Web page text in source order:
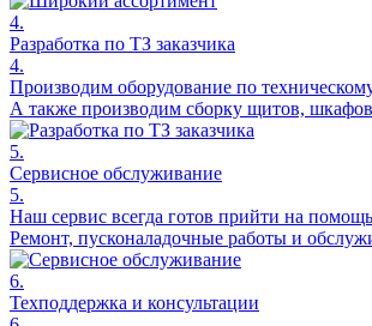
4.
Разработка по ТЗ заказчика
4.
Производим оборудование по
А также производим сборку щитов,
5.
Сервисное обслуживание
5.
Наш сервис всегда готов прийти на помощь
Ремонт, пусконаладочные работы и
6.
Техподдержка и консультации